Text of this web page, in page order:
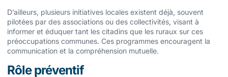
D’ailleurs, plusieurs initiatives locales existent déjà, souvent
pilotées par des associations ou des collectivités, visant à
informer et éduquer tant les citadins que les ruraux sur ces
préoccupations communes. Ces programmes encouragent la
communication et la compréhension mutuelle.
Rôle préventif